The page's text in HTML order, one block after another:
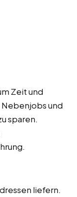
Zeit und
und
sparen.
liefern.